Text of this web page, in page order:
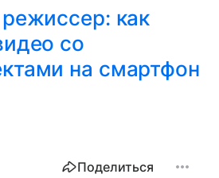
как
со
на смартфон
Поделиться